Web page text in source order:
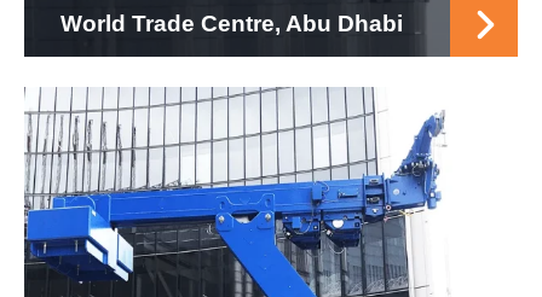
World Trade Centre, Abu Dhabi